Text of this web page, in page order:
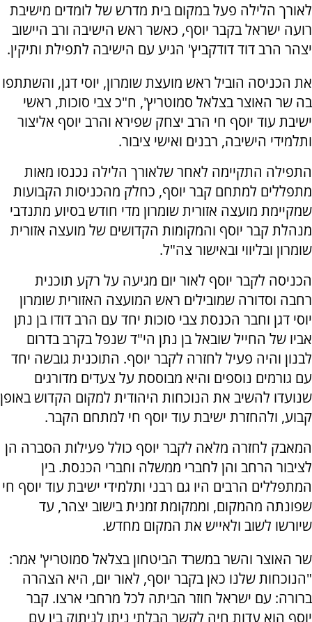
לאורך הלילה פעל במקום בית מדרש של לומדים מישיבת
רועה ישראל בקבר יוסף, כאשר ראש הישיבה ורב היישוב
יצהר הרב דוד דודקביץ' הגיע עם הישיבה לתפילת ותיקין.
את הכניסה הוביל ראש מועצת שומרון, יוסי דגן, והשתתפו
בה שר האוצר בצלאל סמוטריץ', ח"כ צבי סוכות, ראשי
ישיבת עוד יוסף חי הרב יצחק שפירא והרב יוסף אליצור
ותלמידי הישיבה, רבנים ואישי ציבור.
התפילה התקיימה לאחר שלאורך הלילה נכנסו מאות
מתפללים למתחם קבר יוסף, כחלק מהכניסות הקבועות
שמקיימת מועצה אזורית שומרון מדי חודש בסיוע מתנדבי
מנהלת קבר יוסף והמקומות הקדושים של מועצה אזורית
שומרון ובליווי ובאישור צה"ל.
הכניסה לקבר יוסף לאור יום מגיעה על רקע תוכנית
רחבה וסדורה שמובילים ראש המועצה האזורית שומרון
יוסי דגן וחבר הכנסת צבי סוכות יחד עם הרב דודו בן נתן
אביו של החייל שובאל בן נתן הי"ד שנפל בקרב בדרום
לבנון והיה פעיל לחזרה לקבר יוסף. התוכנית גובשה יחד
עם גורמים נוספים והיא מבוססת על צעדים מדורגים
שנועדו להשיב את הנוכחות היהודית למקום הקדוש באופן
קבוע, ולהחזרת ישיבת עוד יוסף חי למתחם הקבר.
המאבק לחזרה מלאה לקבר יוסף כולל פעילות הסברה הן
לציבור הרחב והן לחברי ממשלה וחברי הכנסת. בין
המתפללים הרבים היו גם רבני ותלמידי ישיבת עוד יוסף חי
שפונתה מהמקום, וממקומת זמנית בישוב יצהר, עד
שיורשו לשוב ולאייש את המקום מחדש.
שר האוצר והשר במשרד הביטחון בצלאל סמוטריץ' אמר:
"הנוכחות שלנו כאן בקבר יוסף, לאור יום, היא הצהרה
ברורה: עם ישראל חוזר הביתה לכל מרחבי ארצו. קבר
יוסף הוא עדות חיה לקשר הבלתי ניתן לניתוק בין עם